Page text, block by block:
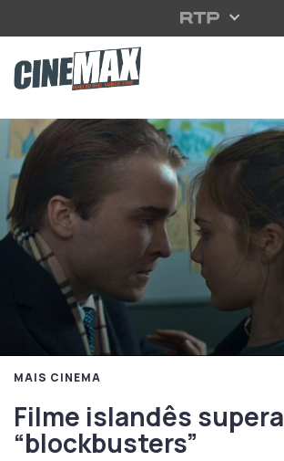
Saltar para o conteúdo principal
MAIS CINEMA
Filme islandês supera
“blockbusters”